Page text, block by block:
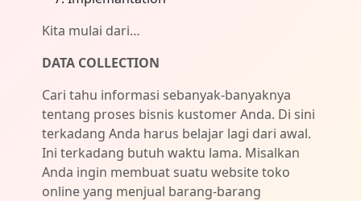
Kita mulai dari…
DATA COLLECTION
Cari tahu informasi sebanyak-banyaknya
tentang proses bisnis kustomer Anda. Di sini
terkadang Anda harus belajar lagi dari awal.
Ini terkadang butuh waktu lama. Misalkan
Anda ingin membuat suatu website toko
online yang menjual barang-barang